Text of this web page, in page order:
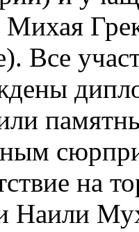
Все
на
Наили